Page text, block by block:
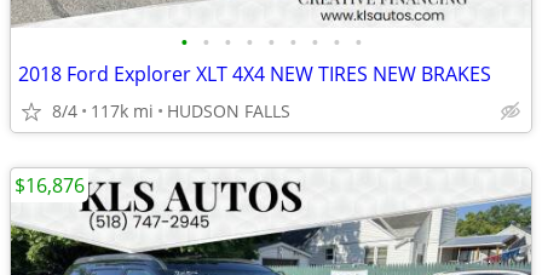
• • • • • • • • •
2018 Ford Explorer XLT 4X4 NEW TIRES NEW BRAKES
8/4 117k mi HUDSON FALLS
$16,876